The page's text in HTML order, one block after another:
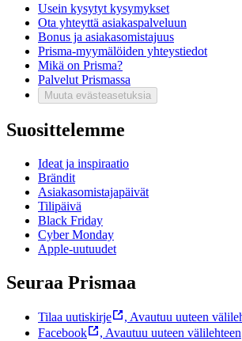
Usein kysytyt kysymykset
Ota yhteyttä asiakaspalveluun
Bonus ja asiakasomistajuus
Prisma-myymälöiden yhteystiedot
Mikä on Prisma?
Palvelut Prismassa
Muuta evästeasetuksia
Suosittelemme
Ideat ja inspiraatio
Brändit
Asiakasomistajapäivät
Tilipäivä
Black Friday
Cyber Monday
Apple-uutuudet
Seuraa Prismaa
Tilaa uutiskirje , Avautuu uuteen
Facebook
, Avautuu uuteen välilehteen